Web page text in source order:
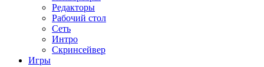
Редакторы
Рабочий стол
Сеть
Интро
Скринсейвер
Игры